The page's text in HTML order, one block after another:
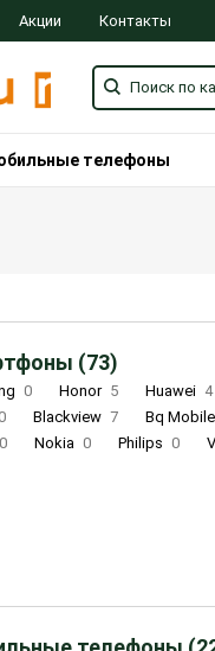
Акции Контакты
телефоны
(73)
0 Honor 5 Huawei 4
Blackview 7 Bq Mobile
0 Nokia 0 Philips 0